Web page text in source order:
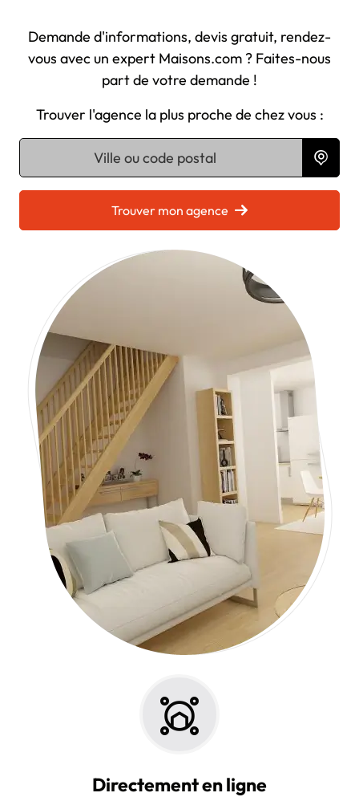
Demande d'informations, devis gratuit, rendez-
vous avec un expert Maisons.com ? Faites-nous
part de votre demande !
Trouver l'agence la plus proche de chez vous :
Chargement...
Trouver mon agence
Directement en ligne